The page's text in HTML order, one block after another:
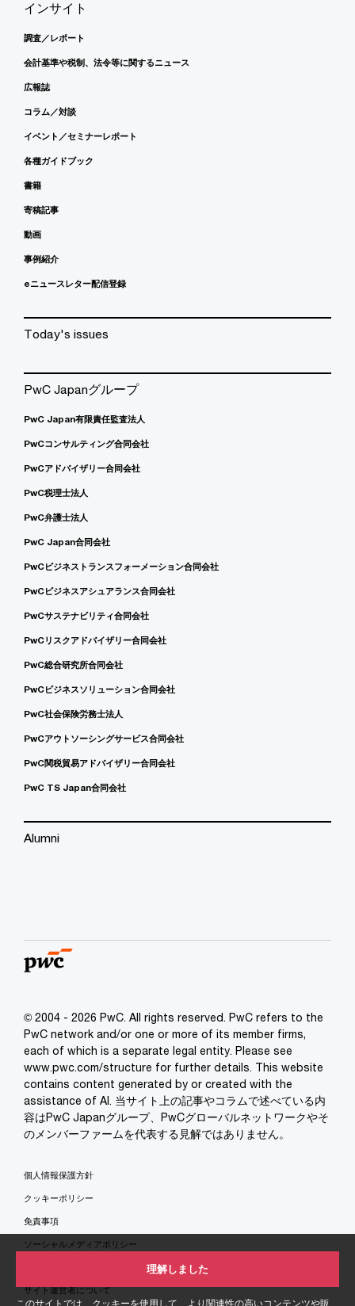
このサイトでは、クッキーを使用して、より関連性の高いコンテンツや販
理解しました
インサイト
調査／レポート
会計基準や税制、法令等に関するニュース
広報誌
コラム／対談
イベント／セミナーレポート
各種ガイドブック
書籍
寄稿記事
動画
事例紹介
eニュースレター配信登録
Today's issues
PwC Japanグループ
PwC Japan有限責任監査法人
PwCコンサルティング合同会社
PwCアドバイザリー合同会社
PwC税理士法人
PwC弁護士法人
PwC Japan合同会社
PwCビジネストランスフォーメーション合同会社
PwCビジネスアシュアランス合同会社
PwCサステナビリティ合同会社
PwCリスクアドバイザリー合同会社
PwC総合研究所合同会社
PwCビジネスソリューション合同会社
PwC社会保険労務士法人
PwCアウトソーシングサービス合同会社
PwC関税貿易アドバイザリー合同会社
PwC TS Japan合同会社
Alumni
© 2004 - 2026 PwC. All rights reserved. PwC refers to the
PwC network and/or one or more of its member firms,
each of which is a separate legal entity. Please see
www.pwc.com/structure for further details. This website
contains content generated by or created with the
assistance of AI. 当サイト上の記事やコラムで述べている内
容はPwC Japanグループ、PwCグローバルネットワークやそ
のメンバーファームを代表する見解ではありません。
個人情報保護方針
クッキーポリシー
免責事項
ソーシャルメディアポリシー
サイト運営者について